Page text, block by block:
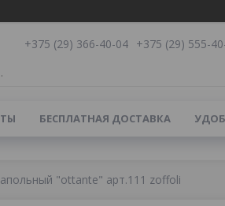
+375 (29) 366-40-04 +375 (29) 555-
БЕСПЛАТНАЯ ДОСТАВКА
"ottante" арт.111 zoffoli